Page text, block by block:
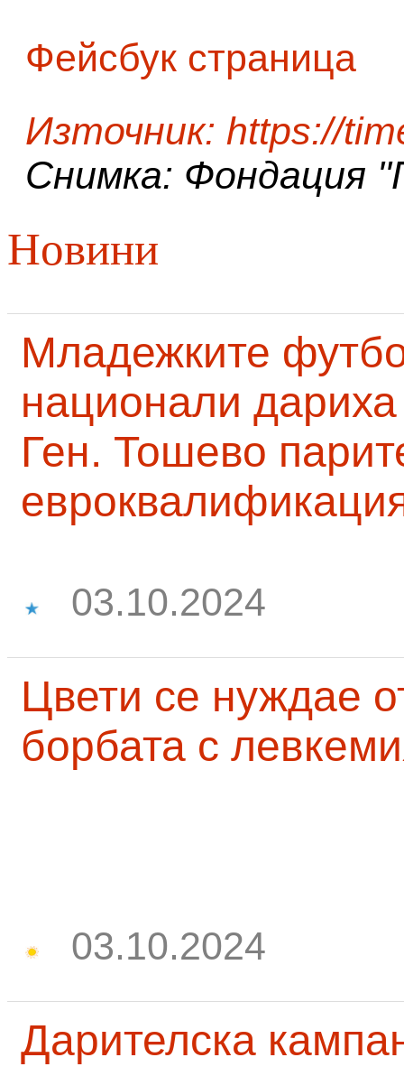
Фейсбук страница
Източник: https://
Снимка: Фондация
Новини
Младежките
национали
Ген. Тошево
03.10.2024
Цвети се нуждае
борбата с
03.10.2024
Дарителска